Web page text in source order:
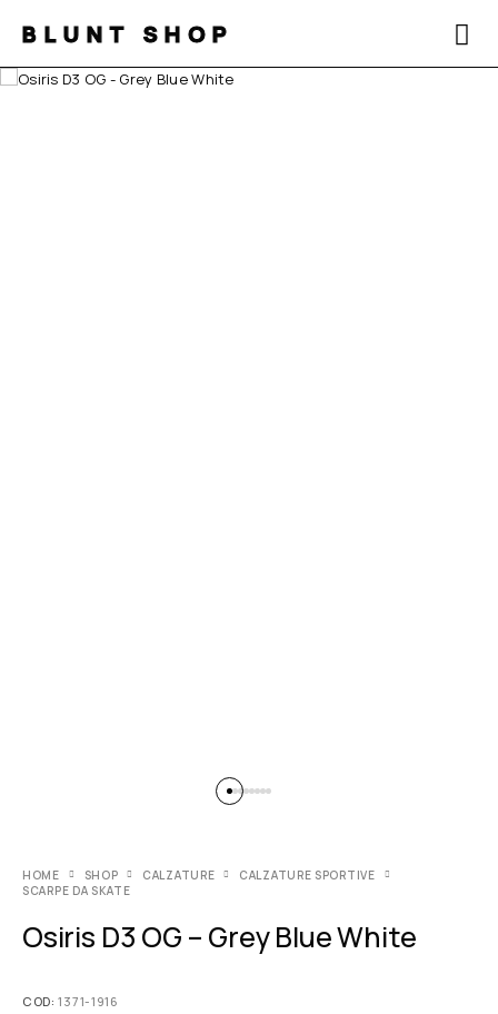
BLUNT SHOP
HOME SHOP CALZATURE
CALZATURE SPORTIVE
SCARPE DA SKATE
Osiris D3 OG – Grey Blue White
COD:1371-1916